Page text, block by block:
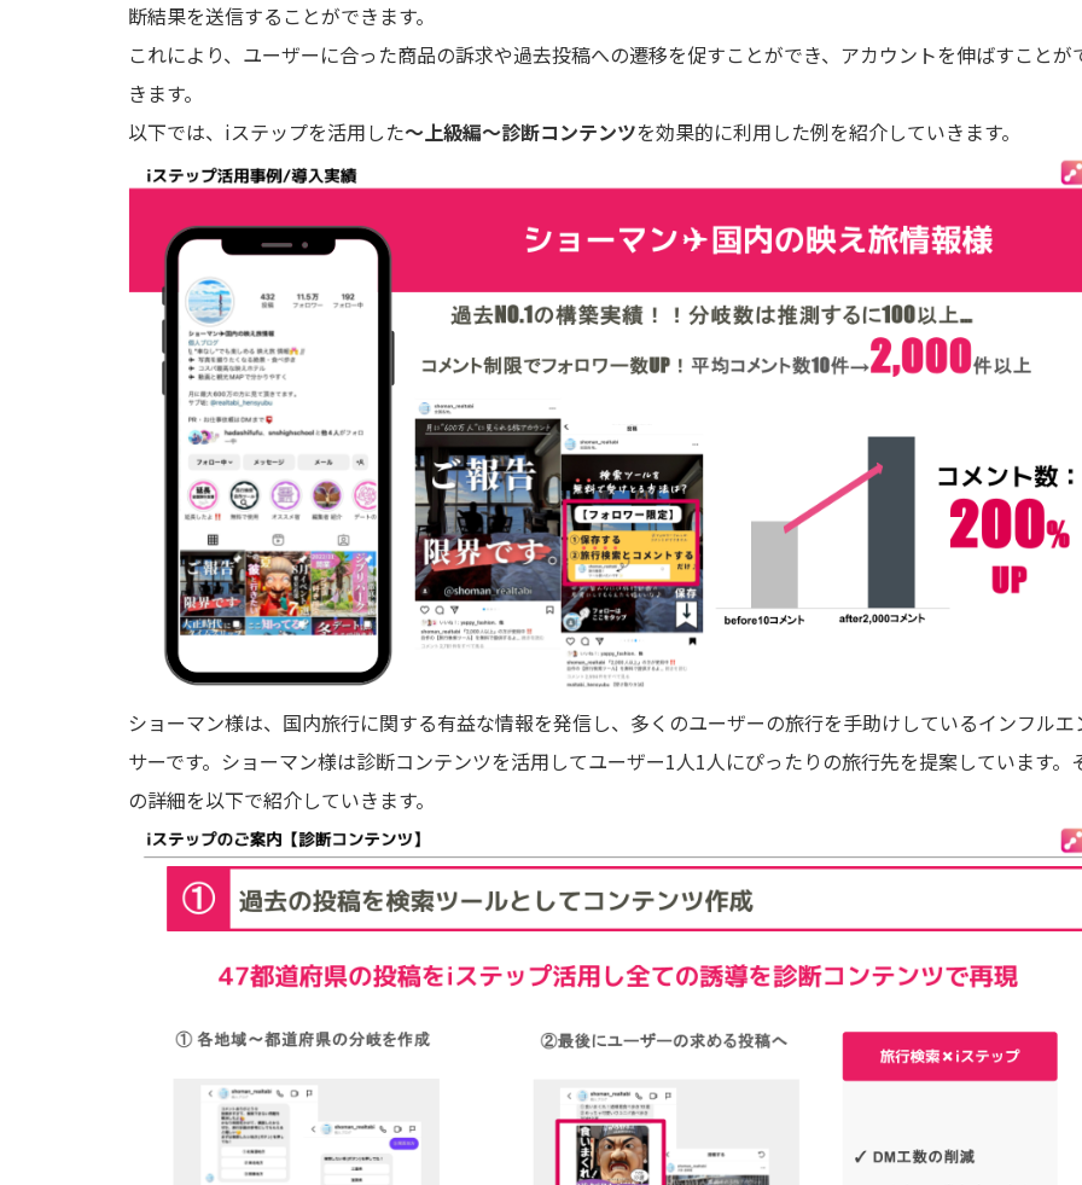
断結果を送信することができます。
これにより、ユーザーに合った商品の訴求や過去投稿への遷移を促すことができ、アカウントを伸ばすことが
きます。
以下では、iステップを活用した〜上級編〜診断コンテンツを効果的に利用した例を紹介していきます。
ショーマン様は、国内旅行に関する有益な情報を発信し、多くのユーザーの旅行を手助けしているインフルエ
サーです。ショーマン様は診断コンテンツを活用してユーザー1人1人にぴったりの旅行先を提案しています。
の詳細を以下で紹介していきます。